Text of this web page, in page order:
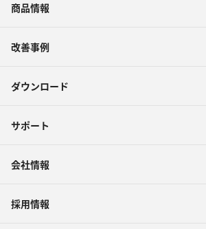
商品情報
改善事例
ダウンロード
サポート
会社情報
採用情報